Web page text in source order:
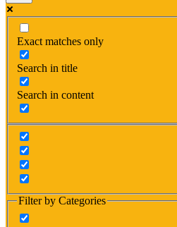
Exact matches only
Search in title
Search in content
Filter by Categories